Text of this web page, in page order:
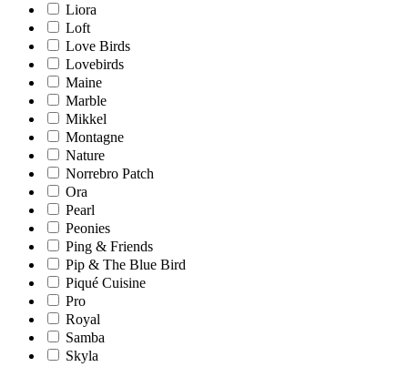
Liora
Loft
Love Birds
Lovebirds
Maine
Marble
Mikkel
Montagne
Nature
Norrebro Patch
Ora
Pearl
Peonies
Ping & Friends
Pip & The Blue Bird
Piqué Cuisine
Pro
Royal
Samba
Skyla